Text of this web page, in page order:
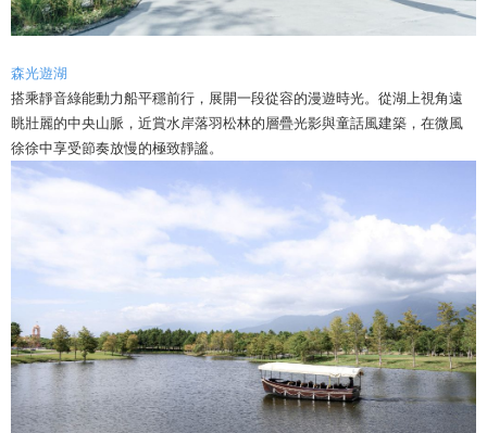
森光遊湖
搭乘靜音綠能動力船平穩前行，展開一段從容的漫遊時光。從湖上視角遠
眺壯麗的中央山脈，近賞水岸落羽松林的層疊光影與童話風建築，在微風
徐徐中享受節奏放慢的極致靜謐。